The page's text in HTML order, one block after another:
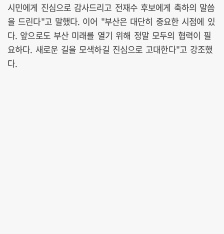
시민에게 진심으로 감사드리고 전재수 후보에게 축하의 말씀
을 드린다"고 말했다. 이어 "부산은 대단히 중요한 시점에 있
다. 앞으로도 부산 미래를 열기 위해 정말 모두의 협력이 필
요하다. 새로운 길을 모색하길 진심으로 고대한다"고 강조했
다.